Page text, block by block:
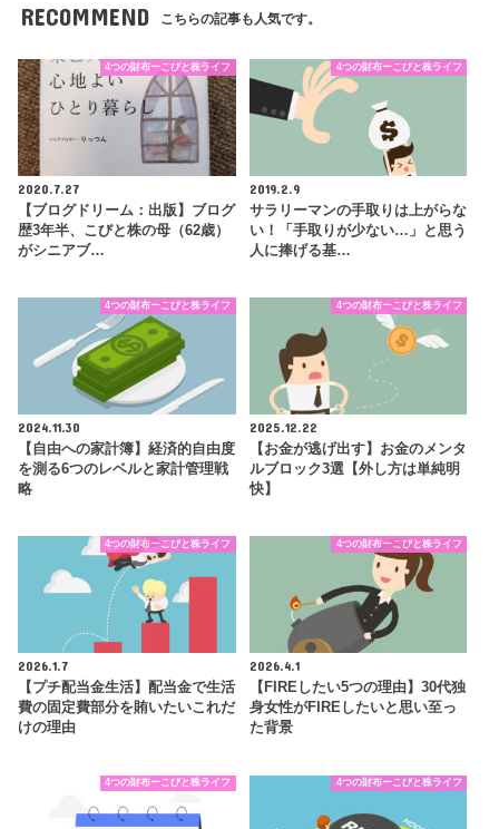
RECOMMEND こちらの記事も人気です。
4つの財布ーこびと株ライフ
2020.7.27
【ブログドリーム：出版】ブログ
歴3年半、こびと株の母（62歳）
がシニアブ…
4つの財布ーこびと株ライフ
2019.2.9
サラリーマンの手取りは上がらな
い！「手取りが少ない…」と思う
人に捧げる基…
4つの財布ーこびと株ライフ
2024.11.30
【自由への家計簿】経済的自由度
を測る6つのレベルと家計管理戦
略
4つの財布ーこびと株ライフ
2025.12.22
【お金が逃げ出す】お金のメンタ
ルブロック3選【外し方は単純明
快】
4つの財布ーこびと株ライフ
2026.1.7
【プチ配当金生活】配当金で生活
費の固定費部分を賄いたいこれだ
けの理由
4つの財布ーこびと株ライフ
2026.4.1
【FIREしたい5つの理由】30代独
身女性がFIREしたいと思い至っ
た背景
4つの財布ーこびと株ライフ 4つの財布ーこびと株ライフ